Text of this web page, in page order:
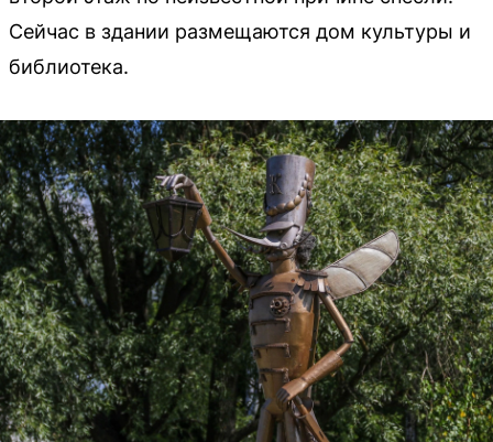
Сейчас в здании размещаются дом культуры и
библиотека.